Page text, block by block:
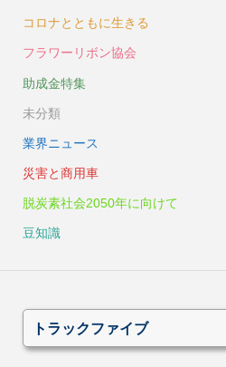
コロナとともに生きる
フラワーリボン協会
助成金特集
未分類
業界ニュース
災害と商用車
脱炭素社会2050年に向けて
豆知識
トラックファイブ